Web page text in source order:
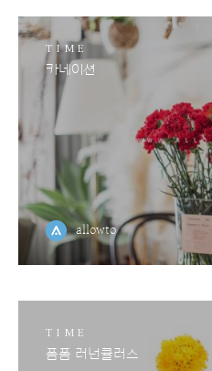
TIME
카네이션
allowto
TIME
폼폼 러넌큘러스